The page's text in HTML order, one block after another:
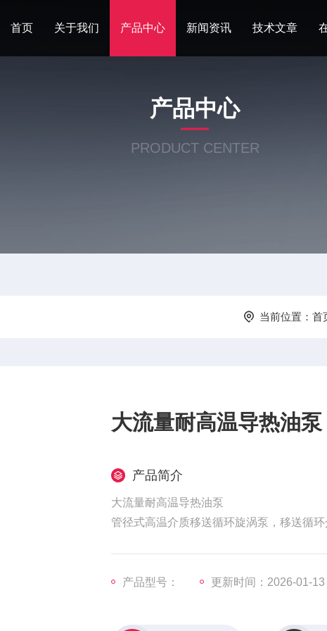
首页 关于我们 产品中心 新闻资讯 技术文章
产品中心
PRODUCT CENTER
当前位置： 首
大流量耐高温导热油泵
产品简介
大流量耐高温导热油泵
管径式高温介质移送循环旋涡泵，移送循
产品型号： 更新时间：2026-01-13